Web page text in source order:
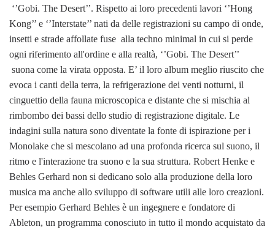
‘’Gobi. The Desert’’. Rispetto ai loro precedenti lavori ‘’Hong
Kong’’ e ‘’Interstate’’ nati da delle registrazioni su campo di onde,
insetti e strade affollate fuse alla techno minimal in cui si perde
ogni riferimento all'ordine e alla realtà, ‘’Gobi. The Desert’’
suona come la virata opposta. E’ il loro album meglio riuscito che
evoca i canti della terra, la refrigerazione dei venti notturni, il
cinguettio della fauna microscopica e distante che si mischia al
rimbombo dei bassi dello studio di registrazione digitale. Le
indagini sulla natura sono diventate la fonte di ispirazione per i
Monolake che si mescolano ad una profonda ricerca sul suono, il
ritmo e l'interazione tra suono e la sua struttura. Robert Henke e
Behles Gerhard non si dedicano solo alla produzione della loro
musica ma anche allo sviluppo di software utili alle loro creazioni.
Per esempio Gerhard Behles è un ingegnere e fondatore di
Ableton, un programma conosciuto in tutto il mondo acquistato da